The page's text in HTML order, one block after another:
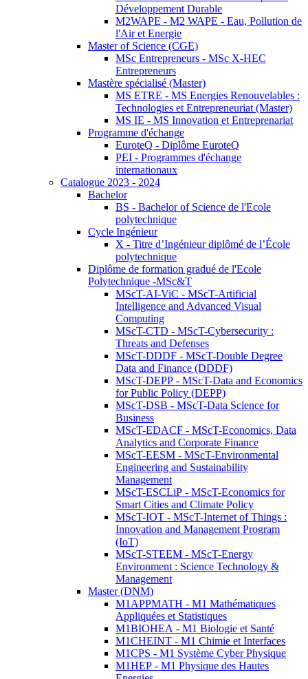
Développement Durable
M2WAPE - M2 WAPE - Eau, Pollution de
l'Air et Energie
Master of Science (CGE)
MSc Entrepreneurs - MSc X-HEC
Entrepreneurs
Mastère spécialisé (Master)
MS ETRE - MS Energies Renouvelables :
Technologies et Entrepreneuriat (Master)
MS IE - MS Innovation et Entreprenariat
Programme d'échange
EuroteQ - Diplôme EuroteQ
PEI - Programmes d'échange
internationaux
Catalogue 2023 - 2024
Bachelor
BS - Bachelor of Science de l'Ecole
polytechnique
Cycle Ingénieur
X - Titre d’Ingénieur diplômé de l’École
polytechnique
Diplôme de formation gradué de l'Ecole
Polytechnique -MSc&T
MScT-AI-ViC - MScT-Artificial
Intelligence and Advanced Visual
Computing
MScT-CTD - MScT-Cybersecurity :
Threats and Defenses
MScT-DDDF - MScT-Double Degree
Data and Finance (DDDF)
MScT-DEPP - MScT-Data and Economics
for Public Policy (DEPP)
MScT-DSB - MScT-Data Science for
Business
MScT-EDACF - MScT-Economics, Data
Analytics and Corporate Finance
MScT-EESM - MScT-Environmental
Engineering and Sustainability
Management
MScT-ESCLiP - MScT-Economics for
Smart Cities and Climate Policy
MScT-IOT - MScT-Internet of Things :
Innovation and Management Program
(IoT)
MScT-STEEM - MScT-Energy
Environment : Science Technology &
Management
Master (DNM)
M1APPMATH - M1 Mathématiques
Appliquées et Statistiques
M1BIOHEA - M1 Biologie et Santé
M1CHEINT - M1 Chimie et Interfaces
M1CPS - M1 Système Cyber Physique
M1HEP - M1 Physique des Hautes